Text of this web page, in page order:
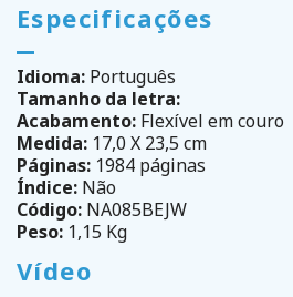
Especificações
Idioma: Português
Tamanho da letra:
Acabamento: Flexível em couro
Medida: 17,0 X 23,5 cm
Páginas: 1984 páginas
Índice: Não
Código: NA085BEJW
Peso: 1,15 Kg
Vídeo